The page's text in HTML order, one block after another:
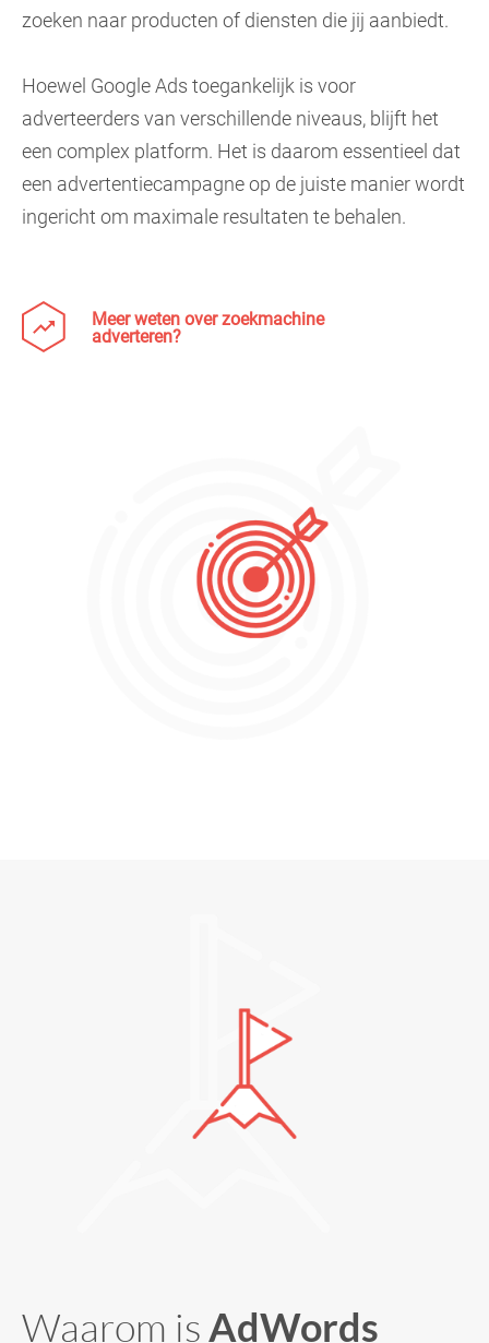
zoeken naar producten of diensten die jij aanbiedt.
Hoewel Google Ads toegankelijk is voor
adverteerders van verschillende niveaus, blijft het
een complex platform. Het is daarom essentieel dat
een advertentiecampagne op de juiste manier wordt
ingericht om maximale resultaten te behalen.
Meer weten over zoekmachine
adverteren?
Waarom is AdWords